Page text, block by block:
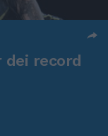
dei record